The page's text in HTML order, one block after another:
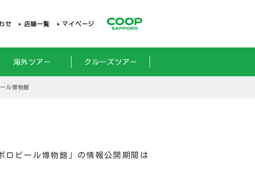
せ 店舗一覧 マイページ
海外ツアー クルーズツアー
ル博物館
ロビール博物館」の情報公開期間は